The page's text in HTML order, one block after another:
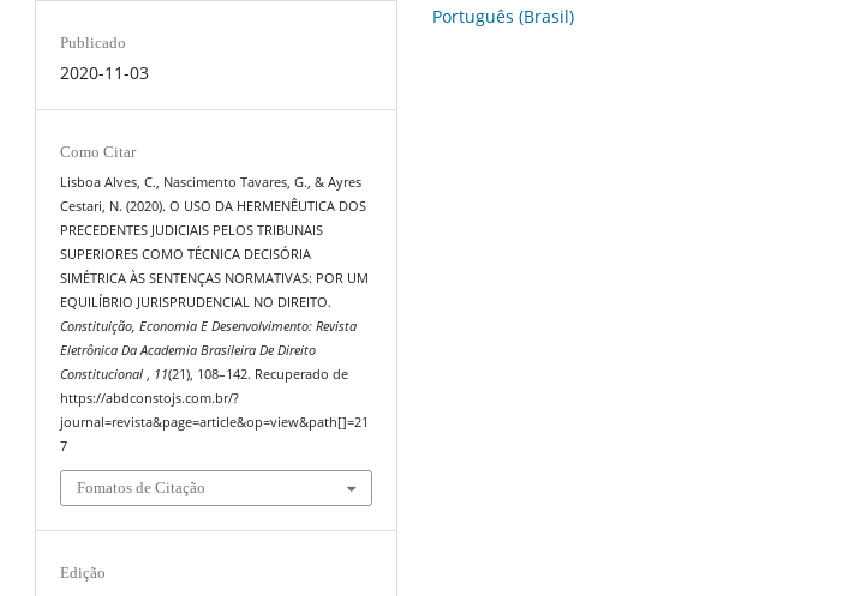
Publicado
2020-11-03
Como Citar
Lisboa Alves, C., Nascimento Tavares, G., & Ayres
Cestari, N. (2020). O USO DA HERMENÊUTICA DOS
PRECEDENTES JUDICIAIS PELOS TRIBUNAIS
SUPERIORES COMO TÉCNICA DECISÓRIA
SIMÉTRICA ÀS SENTENÇAS NORMATIVAS: POR UM
EQUILÍBRIO JURISPRUDENCIAL NO DIREITO.
Constituição, Economia E Desenvolvimento: Revista
Eletrônica Da Academia Brasileira De Direito
Constitucional, 11(21), 108–142. Recuperado de
https://abdconstojs.com.br/?
journal=revista&page=article&op=view&path[]=21
7
Fomatos de Citação
Edição
Português (Brasil)